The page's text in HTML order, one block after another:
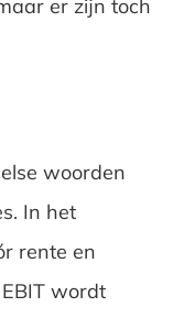
er zijn toch
woorden
In het
rente en
wordt